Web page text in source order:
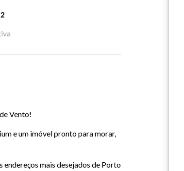
Vento!
e um imóvel pronto para morar,
mais desejados de Porto